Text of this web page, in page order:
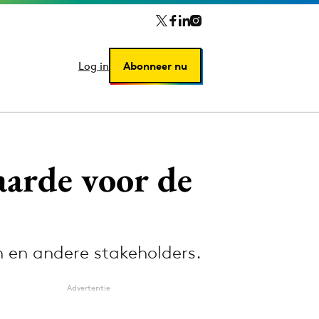
Log in Abonneer nu
Log in Abonneer nu
voor de
andere stakeholders.
Advertentie